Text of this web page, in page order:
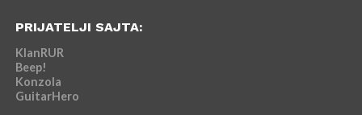
PRIJATELJI SAJTA:
KlanRUR
Beep!
Konzola
GuitarHero